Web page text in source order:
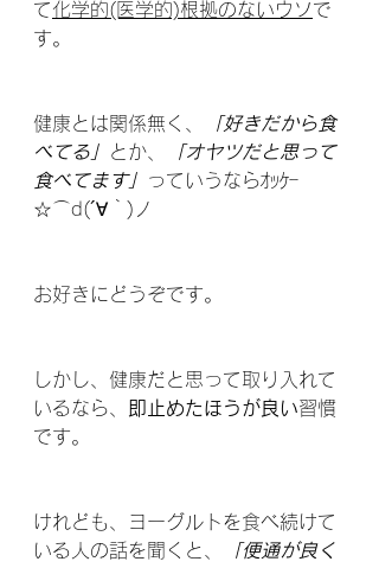
て化学的(医学的)根拠のないウソで
す。
健康とは関係無く、
「好きだから食
べてる」
とか、
「オヤツだと思って
食べてます」
っていうならｵｯｹｰ
☆⌒d(´∀｀)ノ
お好きにどうぞです。
しかし、健康だと思って取り入れて
いるなら、
即止めたほうが良い習慣
です。
けれども、ヨーグルトを食べ続けて
いる人の話を聞くと、
「便通が良く